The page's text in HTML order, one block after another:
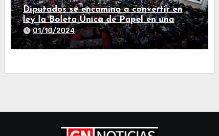
Diputados se encamina a convertir en
ley la Boleta Única de Papel en una
larga sesión
01/10/2024